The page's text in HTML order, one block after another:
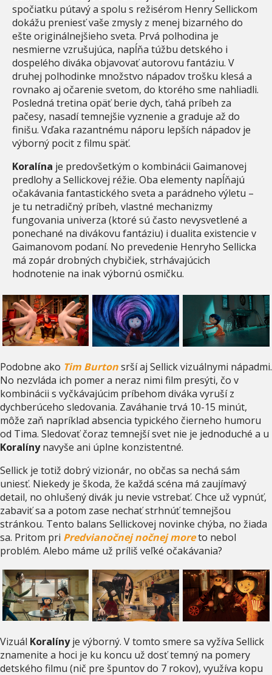
spočiatku pútavý a spolu s režisérom Henry Sellickom
dokážu preniesť vaše zmysly z menej bizarného do
ešte originálnejšieho sveta. Prvá polhodina je
nesmierne vzrušujúca, napĺňa túžbu detského i
dospelého diváka objavovať autorovu fantáziu. V
druhej polhodinke množstvo nápadov trošku klesá a
rovnako aj očarenie svetom, do ktorého sme nahliadli.
Posledná tretina opäť berie dych, ťahá príbeh za
pačesy, nasadí temnejšie vyznenie a graduje až do
finišu. Vďaka razantnému náporu lepších nápadov je
výborný pocit z filmu späť.
Koralína je predovšetkým o kombinácii Gaimanovej
predlohy a Sellickovej réžie. Oba elementy napĺňajú
očakávania fantastického sveta a parádneho výletu –
je tu netradičný príbeh, vlastné mechanizmy
fungovania univerza (ktoré sú často nevysvetlené a
ponechané na divákovu fantáziu) i dualita existencie v
Gaimanovom podaní. No prevedenie Henryho Sellicka
má zopár drobných chybičiek, strhávajúcich
hodnotenie na inak výbornú osmičku.
Podobne ako Tim Burtonsrší aj Sellick vizuálnymi nápadmi.
No nezvláda ich pomer a neraz nimi film presýti, čo v
kombinácii s vyčkávajúcim príbehom diváka vyruší z
dychberúceho sledovania. Zaváhanie trvá 10-15 minút,
môže zaň napríklad absencia typického čierneho humoru
od Tima. Sledovať čoraz temnejší svet nie je jednoduché a u
Koralínynavyše ani úplne konzistentné.
Sellick je totiž dobrý vizionár, no občas sa nechá sám
uniesť. Niekedy je škoda, že každá scéna má zaujímavý
detail, no ohlušený divák ju nevie vstrebať. Chce už vypnúť,
zabaviť sa a potom zase nechať strhnúť temnejšou
stránkou. Tento balans Sellickovej novinke chýba, no žiada
sa. Pritom pri Predvianočnej nočnej moreto nebol
problém. Alebo máme už príliš veľké očakávania?
Vizuál Koralínyje výborný. V tomto smere sa vyžíva Sellick
znamenite a hoci je ku koncu už dosť temný na pomery
detského filmu (nič pre špuntov do 7 rokov), využíva kopu